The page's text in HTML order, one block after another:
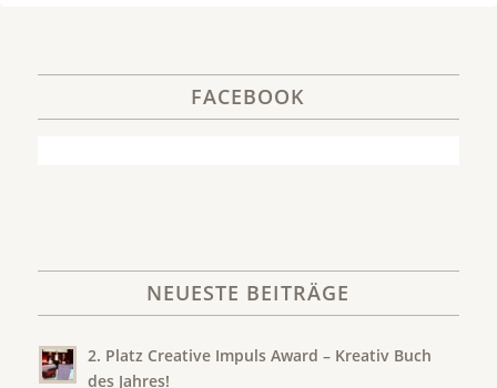
FACEBOOK
NEUESTE BEITRÄGE
2. Platz Creative Impuls Award – Kreativ Buch
des Jahres!